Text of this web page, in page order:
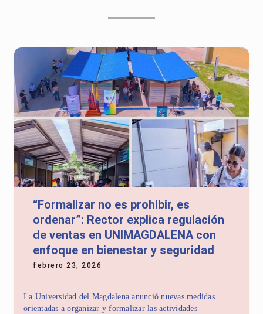
“Formalizar no es prohibir, es
ordenar”: Rector explica regulación
de ventas en UNIMAGDALENA con
enfoque en bienestar y seguridad
febrero 23, 2026
La Universidad del Magdalena anunció nuevas medidas
orientadas a organizar y formalizar las actividades